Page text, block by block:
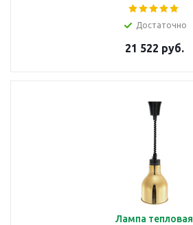
см
Достаточно
21 522 руб.
Лампа тепловая